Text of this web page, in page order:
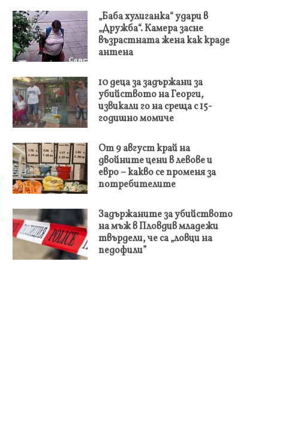
„Баба хулиганка“ удари в
„Дружба“. Камера засне
възрастната жена как краде
антена
10 деца за задържани за
убийството на Георги,
извикали го на среща с 15-
годишно момиче
От 9 август край на
двойните цени в левове и
евро – какво се променя за
потребителите
Задържаните за убийството
на мъж в Пловдив младежи
твърдели, че са „ловци на
педофили”